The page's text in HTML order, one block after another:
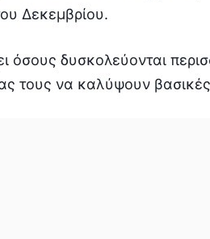
Δεκεμβρίου.
όσους δυσκολεύονται
τους να καλύψουν